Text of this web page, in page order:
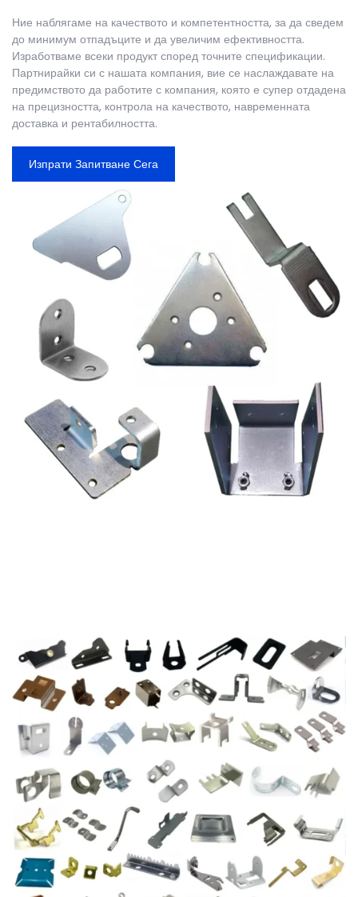
Ние наблягаме на качеството и компетентността, за да сведем
до минимум отпадъците и да увеличим ефективността.
Изработваме всеки продукт според точните спецификации.
Партнирайки си с нашата компания, вие се наслаждавате на
предимството да работите с компания, която е супер отдадена
на прецизността, контрола на качеството, навременната
доставка и рентабилността.
Изпрати Запитване Сега